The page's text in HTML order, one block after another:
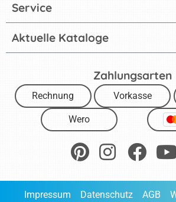
Aktuelle Kataloge
Service
Zahlungsarten
Rechnung Vorkasse
Wero
Impressum Datenschutz AGB